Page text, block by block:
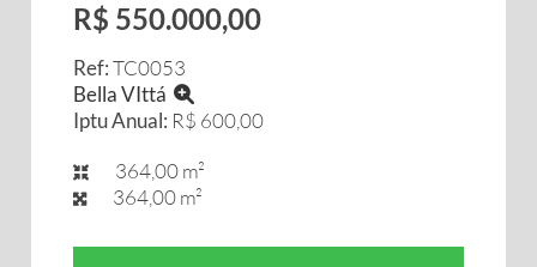
R$ 550.000,00
Ref:TC0053
Bella VIttá
Iptu Anual: R$ 600,00
364,00 m²
364,00 m²